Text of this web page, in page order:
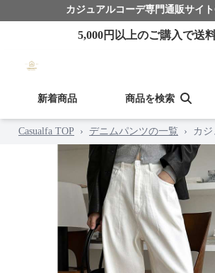
カジュアルコーデ専門通販サイト
5,000円以上のご購入で送
新着商品 商品を検索
Casualfa TOP › デニムパンツの一覧 › カ